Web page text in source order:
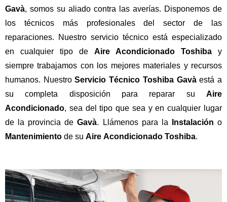
Gavà, somos su aliado contra las averías. Disponemos de
los técnicos más profesionales del sector de las
reparaciones. Nuestro servicio técnico está especializado
en cualquier tipo de Aire Acondicionado Toshiba y
siempre trabajamos con los mejores materiales y recursos
humanos. NuestroServicio Técnico Toshiba Gavàestá a
su completa disposición para reparar su Aire
Acondicionado, sea del tipo que sea y en cualquier lugar
de la provincia deGavà. Llámenos para la Instalación o
Mantenimiento de su Aire Acondicionado Toshiba.